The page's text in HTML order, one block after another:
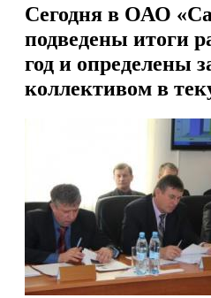
Сегодня в ОАО
подведены итоги
год и определены
коллективом в